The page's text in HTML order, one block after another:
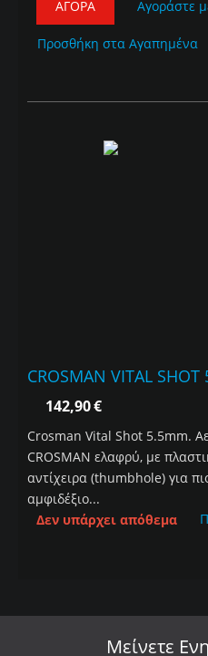
ΑΓΟΡΆ Αγοράστε
Προσθήκη στα Αγαπημένα
CROSMAN VITAL
142,90€
Crosman Vital Shot 5.5mm.
CROSMAN ελαφρύ, με
αντίχειρα (thumbhole) για
αμφιδέξιο...
Δεν υπάρχει απόθεμα
Μείνετε